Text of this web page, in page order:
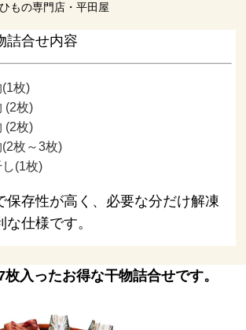
ひもの専門店・平田屋
詰合せ内容
枚)
(2枚)
(2枚)
枚～3枚)
(1枚)
存性が高く、必要な分だけ解凍
な仕様です。
枚入ったお得な干物詰合せです。